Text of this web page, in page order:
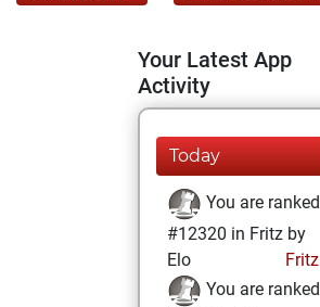
Your Latest App
Activity
Today
You are ranked
#12320 in Fritz by
Elo
Fritz
You are ranked